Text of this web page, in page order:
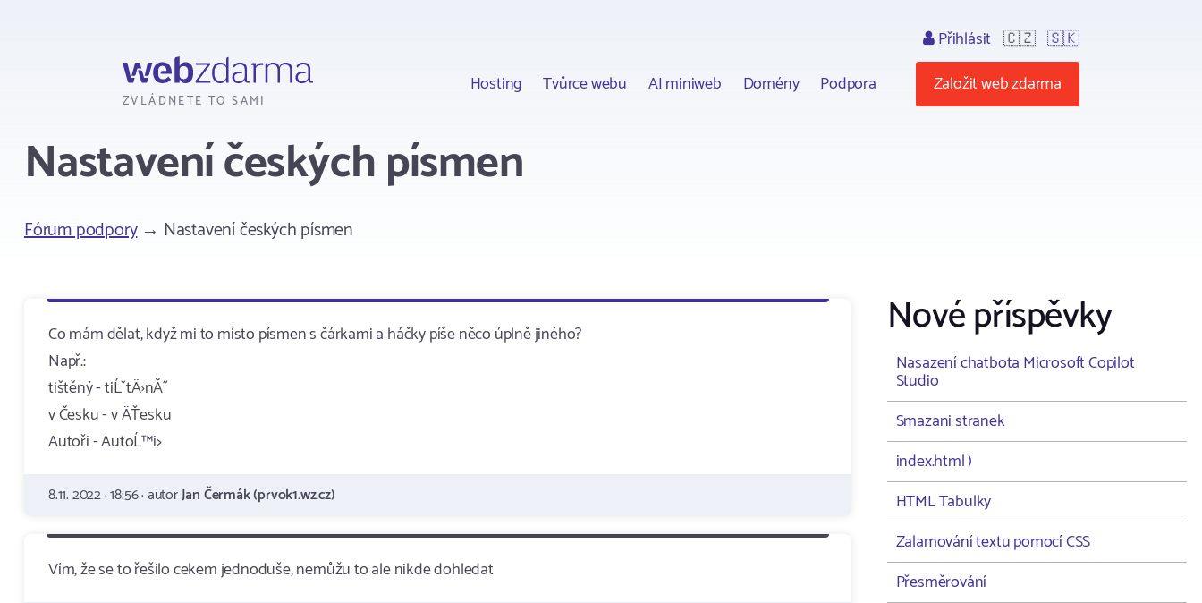
ZVLÁDNETE TO SAMI
Hosting Tvůrce webu AI miniweb Domény Podpora
Přihlásit 🇨🇿 🇸🇰
Založit web zdarma
Nastavení českých písmen
Fórum podpory→ Nastavení českých písmen
Co mám dělat, když mi to místo písmen s čárkami a háčky píše něco úplně jiného?
Např.:
tištěný - tiĹˇtÄ›nĂ˝
v Česku - v ÄŤesku
Autoři - AutoĹ™i>
8.11. 2022 · 18:56 · autorJan Čermák (prvok1.wz.cz)
Vím, že se to řešilo cekem jednoduše, nemůžu to ale nikde dohledat
Nové příspěvky
Nasazení chatbota Microsoft Copilot
Studio
Smazani stranek
index.html )
HTML Tabulky
Zalamování textu pomocí CSS
Přesměrování